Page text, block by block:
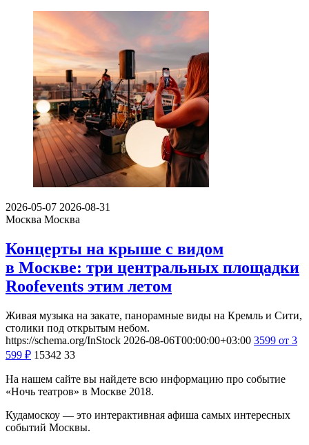
2026-05-07 2026-08-31
Москва Москва
Концерты на крыше с видом
в Москве: три центральных площадки
Roofevents этим летом
Живая музыка на закате, панорамные виды на Кремль и Сити,
столики под открытым небом.
https://schema.org/InStock 2026-08-06T00:00:00+03:00 3599 от 3
599 ₽ 15342 33
На нашем сайте вы найдете всю информацию про событие
«Ночь театров» в Москве 2018.
Кудамоскоу — это интерактивная афиша самых интересных
событий Москвы.